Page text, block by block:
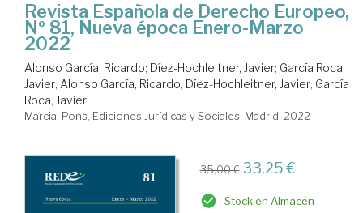
Revista Española de Derecho Europeo,
Nº 81, Nueva época Enero-Marzo
2022
Alonso García, Ricardo; Díez-Hochleitner, Javier; García Roca,
Javier; Alonso García, Ricardo; Díez-Hochleitner, Javier; García
Roca, Javier
Marcial Pons, Ediciones Jurídicas y Sociales. Madrid, 2022
35,00 € 33,25 €
Stock en Almacén